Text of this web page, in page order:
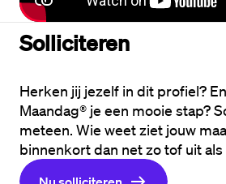
Solliciteren
Herken jij jezelf in dit profiel?
Maandag® je een mooie stap?
meteen. Wie weet ziet jouw
binnenkort dan net zo tof uit als